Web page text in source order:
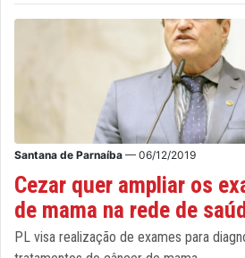
Santana de Parnaíba — 06/12/2019
Cezar quer ampliar os
de mama na rede de
PL visa realização de exames para